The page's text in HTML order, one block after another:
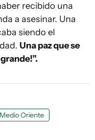
recibido una
a asesinar. Una
siendo el
Una paz que se
Oriente